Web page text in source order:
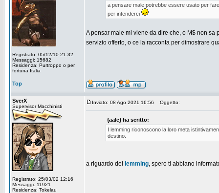
Registrato: 05/12/10 21:32
Messaggi: 15682
Residenza: Purtroppo o per
fortuna Italia
a pensare male potrebbe essere usato per
per intenderci
A pensar male mi viene da dire che, o M$ non
servizio offerto, o ce la racconta per dimostrare
Top
SverX
Supervisor Macchinisti
Registrato: 25/03/02 12:16
Messaggi: 11921
Residenza: Tokelau
Inviato: 08 Ago 2021 16:56 Oggetto:
{aale} ha scritto:
I lemming riconoscono la loro meta
destino.
a riguardo dei lemming, spero ti abbiano